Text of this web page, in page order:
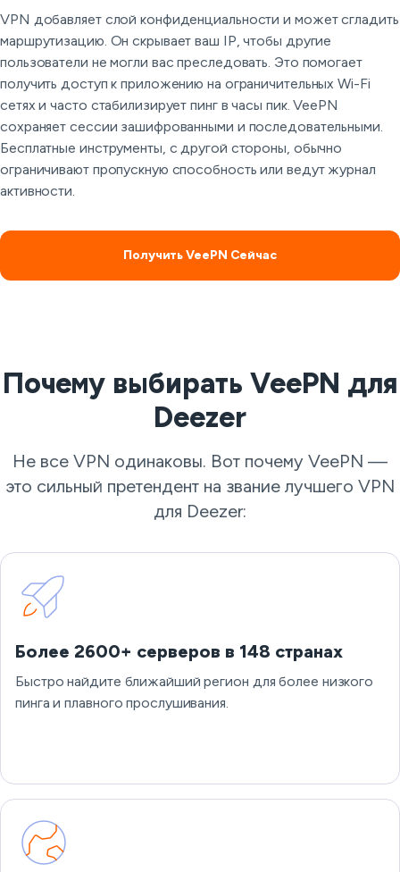
VPN добавляет слой конфиденциальности и может сгладить
маршрутизацию. Он скрывает ваш IP, чтобы другие
пользователи не могли вас преследовать. Это помогает
получить доступ к приложению на ограничительных Wi-Fi
сетях и часто стабилизирует пинг в часы пик. VeePN
сохраняет сессии зашифрованными и последовательными.
Бесплатные инструменты, с другой стороны, обычно
ограничивают пропускную способность или ведут журнал
активности.
Получить VeePN Сейчас
Почему выбирать VeePN для
Deezer
Не все VPN одинаковы. Вот почему VeePN —
это сильный претендент на звание лучшего VPN
для Deezer:
Более 2600+ серверов в 148 странах
Быстро найдите ближайший регион для более низкого
пинга и плавного прослушивания.